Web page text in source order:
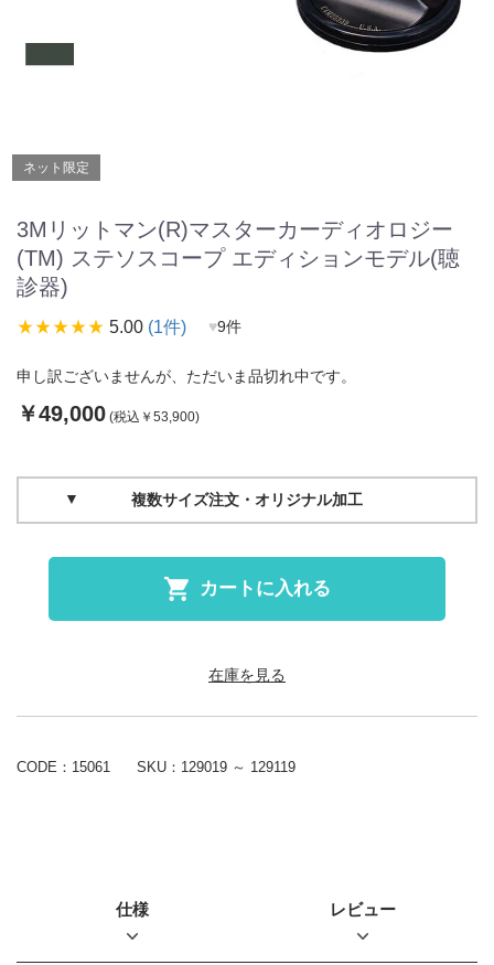
ネット限定
3Mリットマン(R)マスターカーディオロジー
(TM) ステソスコープ エディションモデル(聴
診器)
star_ratestar_ratestar_ratestar_ratestar_rate 5.00 (1件) ♥9件
申し訳ございませんが、ただいま品切れ中です。
￥49,000 (税込￥53,900)
複数サイズ注文・オリジナル加工
カートに入れる
在庫を見る
CODE：15061 SKU： 129019 ～ 129119
仕様 レビュー